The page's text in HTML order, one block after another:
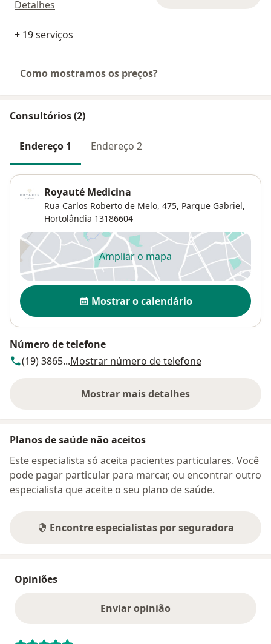
Detalhes
+ 19 serviços
Como mostramos os preços?
Consultórios (2)
Endereço 1 Endereço 2
Royauté Medicina
Rua Carlos Roberto de Melo, 475, Parque Gabriel,
Hortolândia 13186604
Ampliar o mapaabre num novo separador
Disponibilidade
Mostrar o calendário
Número de telefone
(19) 3865...Mostrar número de telefone
Mostrar mais detalhes
sobre o endereço
Planos de saúde não aceitos
Este especialista só aceita pacientes particulares. Você
pode pagar particular para marcar, ou encontrar outro
especialista que aceite o seu plano de saúde.
Encontre especialistas por seguradora
Opiniões
Enviar opinião